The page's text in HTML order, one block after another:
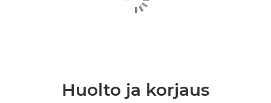
Huolto ja korjaus